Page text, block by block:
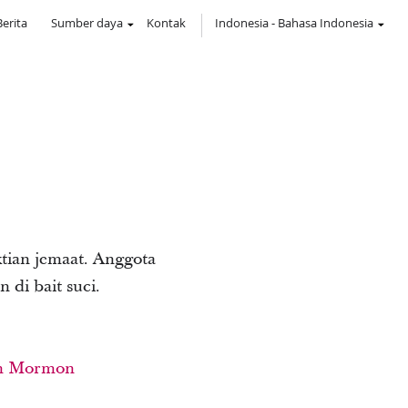
Sumber daya Kontak Indonesia- Bahasa Indonesia
jemaat. Anggota
di bait suci.
Mormon